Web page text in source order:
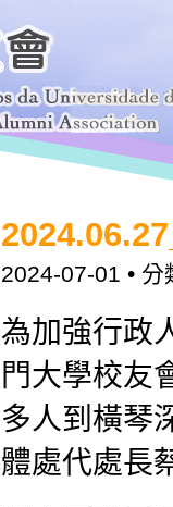
2024-07-01 •
為加強行政
門大學校友
多人到橫琴
體處代處長